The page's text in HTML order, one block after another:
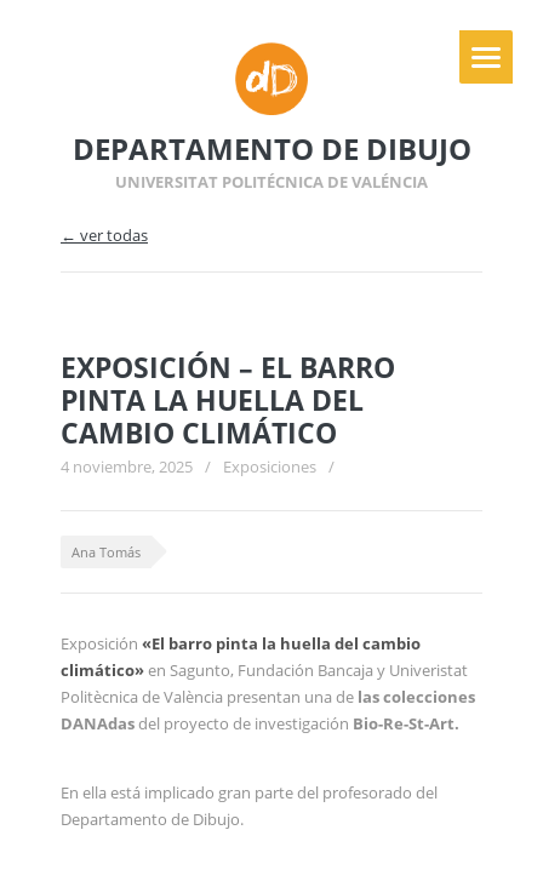
DEPARTAMENTO DE DIBUJO
UNIVERSITAT POLITÉCNICA DE VALÉNCIA
← ver todas
EXPOSICIÓN – EL BARRO
PINTA LA HUELLA DEL
CAMBIO CLIMÁTICO
4 noviembre, 2025 / Exposiciones /
Ana Tomás
Exposición «El barro pinta la huella del cambio
climático»en Sagunto, Fundación Bancaja y Univeristat
Politècnica de València presentan una de las colecciones
DANAdasdel proyecto de investigación Bio-Re-St-Art.
En ella está implicado gran parte del profesorado del
Departamento de Dibujo.